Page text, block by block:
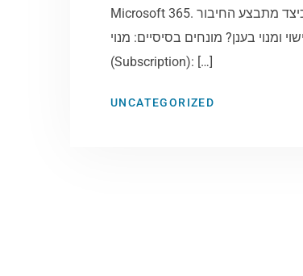
Microsoft 365. במאמר זה נסביר מונחים חשובים מעולם הרישיונות בענן, כיצד מתבצע החיבור
בענן? מונחים בסיסיים: מנוי
(Subscription): […]
UNCATEGORIZED